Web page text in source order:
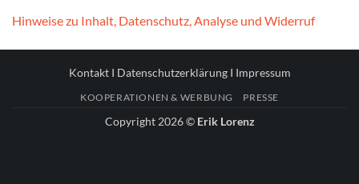
Hinweise zu Inhalt, Datenschutz, Analyse und Widerruf
KontaktI DatenschutzerklärungI Impressum
KOOPERATIONEN & WERBUNG PRESSE
Copyright 2026 © Erik Lorenz